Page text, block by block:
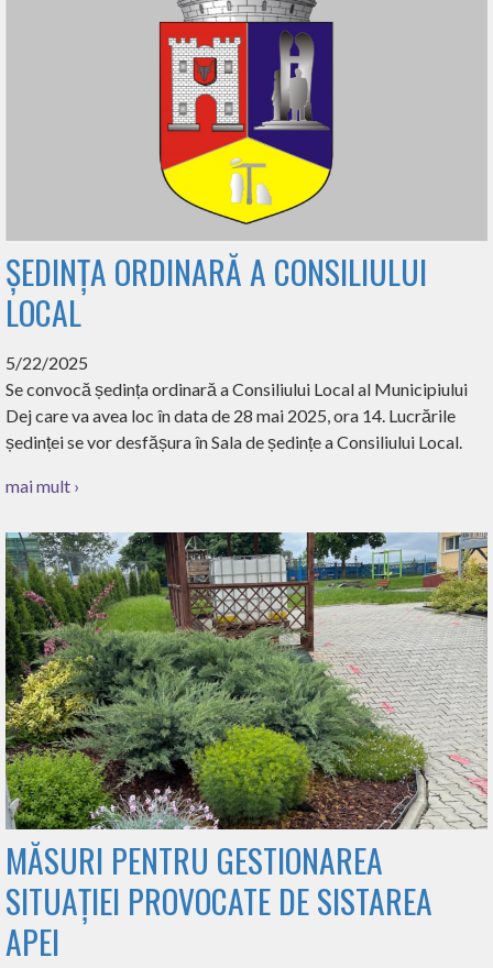
ȘEDINȚA ORDINARĂ A CONSILIULUI
LOCAL
5/22/2025
Se convocă ședința ordinară a Consiliului Local al Municipiului
Dej care va avea loc în data de 28 mai 2025, ora 14. Lucrările
ședinței se vor desfășura în Sala de ședințe a Consiliului Local.
mai mult ›
MĂSURI PENTRU GESTIONAREA
SITUAȚIEI PROVOCATE DE SISTAREA
APEI